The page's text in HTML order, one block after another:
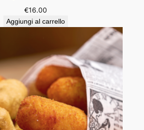
€16.00
Aggiungi al carrello